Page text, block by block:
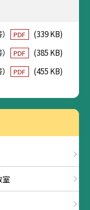
PDF
(339 KB)
PDF
(385 KB)
PDF (455 KB)
室